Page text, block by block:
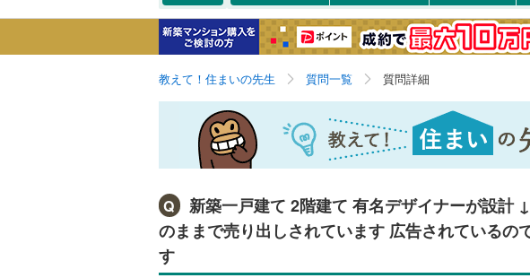
教えて！住まいの先生 質問一覧 質問詳細
Q
新築一戸建て 2階建て 有名デザイナーが設計
のままで売り出しされています 広告されているの
す